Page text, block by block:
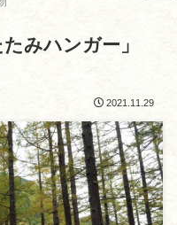
みハンガー」
2021.11.29